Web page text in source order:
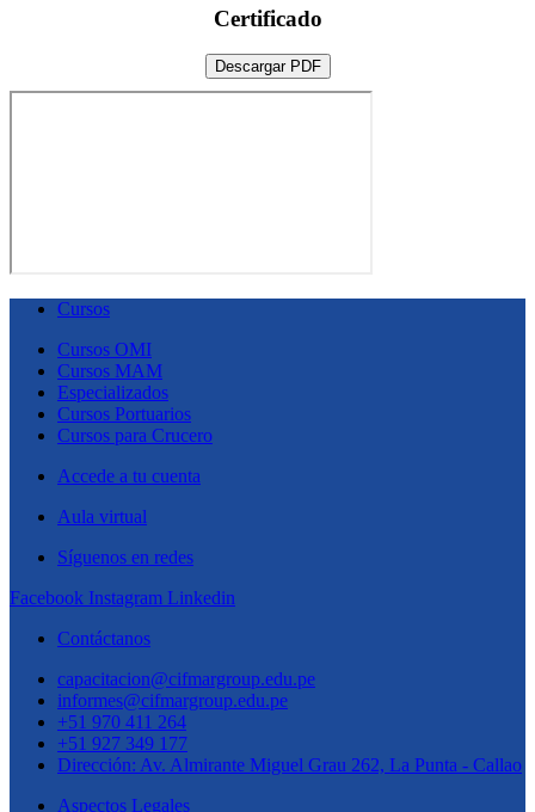
Certificado
Descargar PDF
Cursos
Cursos OMI
Cursos MAM
Especializados
Cursos Portuarios
Cursos para Crucero
Accede a tu cuenta
Aula virtual
Síguenos en redes
Facebook Instagram Linkedin
Contáctanos
capacitacion@cifmargroup.edu.pe
informes@cifmargroup.edu.pe
+51 970 411 264
+51 927 349 177
Dirección: Av. Almirante Miguel Grau 262, La Punta - Callao
Aspectos Legales